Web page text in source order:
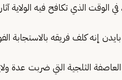
في الوقت الذي تكافح فيه الولاية
إنه كلف فريقه